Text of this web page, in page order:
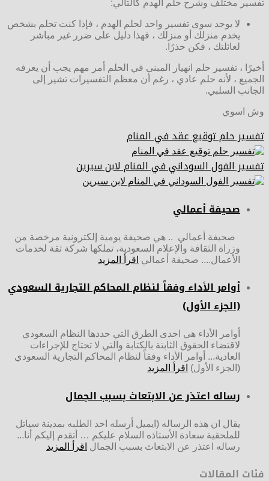
تفسير مختلف وشرح حلم الهدم كالتالي:
لا يوجد سوى تفسير واحد لحلم الهدم ، فإذا كنت تحلم بشخص
يخدم منزلك أو منزلك ، فهذا دليل على ضرر غير مباشر
لعائلتك ، فكن حذرًا.
أخيرًا ، تفسير حلم انهيار المبنى في الحلم أمر مهم يجب أن يعرفه
الجميع ، لأنه حلم عادي ، رغم أن معظم التفسيرات تشير إلى
الجانب السلبي.
وش اسوي
تفسير حلم توقيع عقد في المنام
تفسير الفول السوداني في المنام لابن سيرين
صحيفة أعمالي
صحيفة أعمالي .. هي صحيفة يومية إلكترونية مرخصة من
وزراة الثقافة والإعلام السعودية، تملكها شركة ثقة لخدمات
الأعمال.... صحيفة أعمالي اقرأ المزيد
أوامر الأداء وفقاً لنظام المحاكم التجارية السعودي
(الجزء الأول)
أوامر الأداء هي احدى الطرق التي حددها النظام السعودي
لاقتضاء الحقوق الثابتة بالكتابة والتي لا تحتاج للإجراءات
العادية... أوامر الأداء وفقاً لنظام المحاكم التجارية السعودي
(الجزء الأول) اقرأ المزيد
رساله اعتذر عن الابتعاث بسبب الجمال
يقال ان هذه الرساله (ايميل أرسله احد الطلبه بمدينة سياتل
للملحقية سعادة الأستاذه السلام عليكم … أتقدم إليكم أنا...
رساله اعتذر عن الابتعاث بسبب الجمال اقرأ المزيد
فئات المقالات